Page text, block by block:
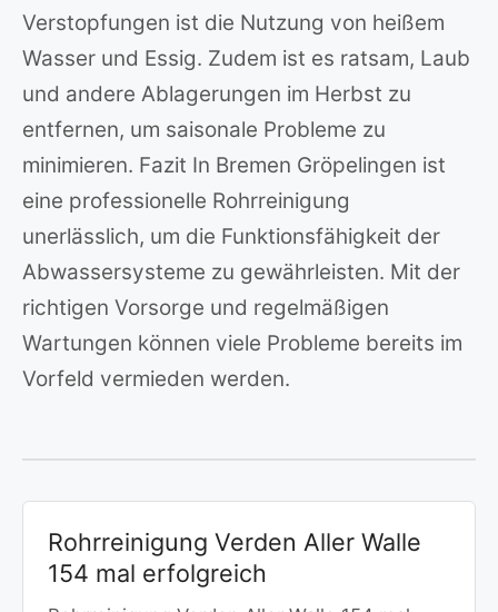
Verstopfungen ist die Nutzung von heißem
Wasser und Essig. Zudem ist es ratsam, Laub
und andere Ablagerungen im Herbst zu
entfernen, um saisonale Probleme zu
minimieren. Fazit In Bremen Gröpelingen ist
eine professionelle Rohrreinigung
unerlässlich, um die Funktionsfähigkeit der
Abwassersysteme zu gewährleisten. Mit der
richtigen Vorsorge und regelmäßigen
Wartungen können viele Probleme bereits im
Vorfeld vermieden werden.
Rohrreinigung Verden Aller Walle
154 mal erfolgreich